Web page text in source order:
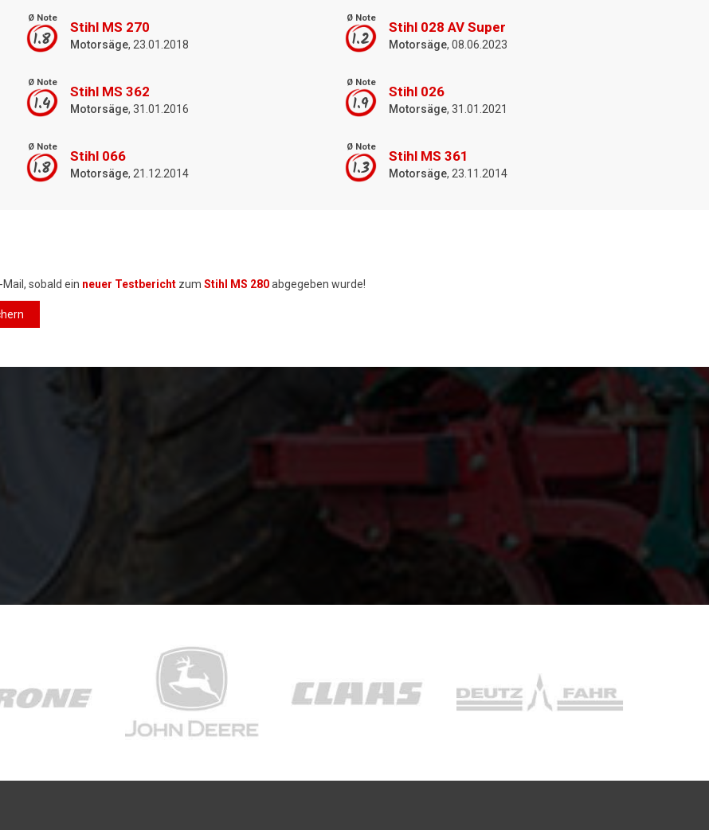
Ø Note
1.8
Stihl MS 270
Motorsäge, 23.01.2018
Ø Note
1.2
Stihl 028 AV Super
Motorsäge, 08.06.2023
Ø Note
1.4
Stihl MS 362
Motorsäge, 31.01.2016
Ø Note
1.9
Stihl 026
Motorsäge, 31.01.2021
Ø Note
1.8
Stihl 066
Motorsäge, 21.12.2014
Ø Note
1.3
Stihl MS 361
Motorsäge, 23.11.2014
sobald ein neuer Testbericht zum Stihl MS 280abgegeben wurde!